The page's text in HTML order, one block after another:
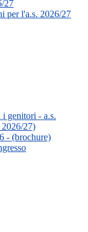
27
per l'a.s. 2026/27
genitori - a.s.
2026/27)
- (brochure)